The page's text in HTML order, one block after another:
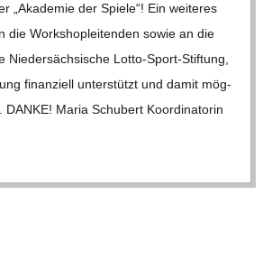
„Aka­de­mie der Spiele“! Ein wei­te­res
die Work­shop­lei­ten­den sowie an die
Nie­der­säch­si­sche Lotto-Sport-Stif­­tung,
finan­zi­ell unter­stützt und damit mög­
DANKE! Maria Schu­bert Koor­di­na­to­rin